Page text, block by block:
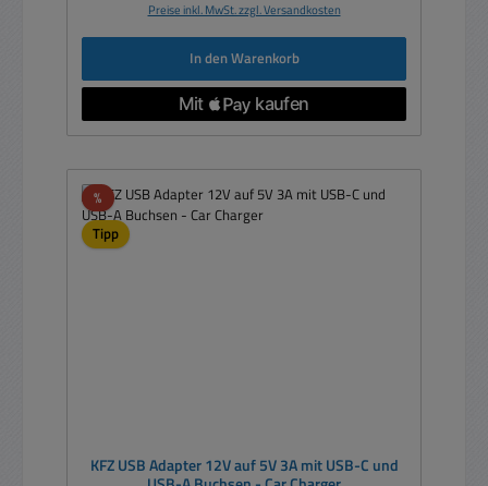
Preise inkl. MwSt. zzgl. Versandkosten
In den Warenkorb
%Rabatt
Tipp
KFZ USB Adapter 12V auf 5V 3A mit USB-C und